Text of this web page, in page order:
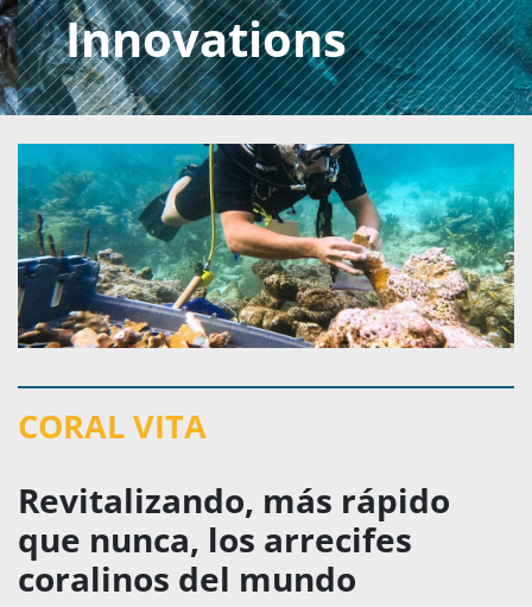
Innovations
CORAL VITA
Revitalizando, más rápido
que nunca, los arrecifes
coralinos del mundo